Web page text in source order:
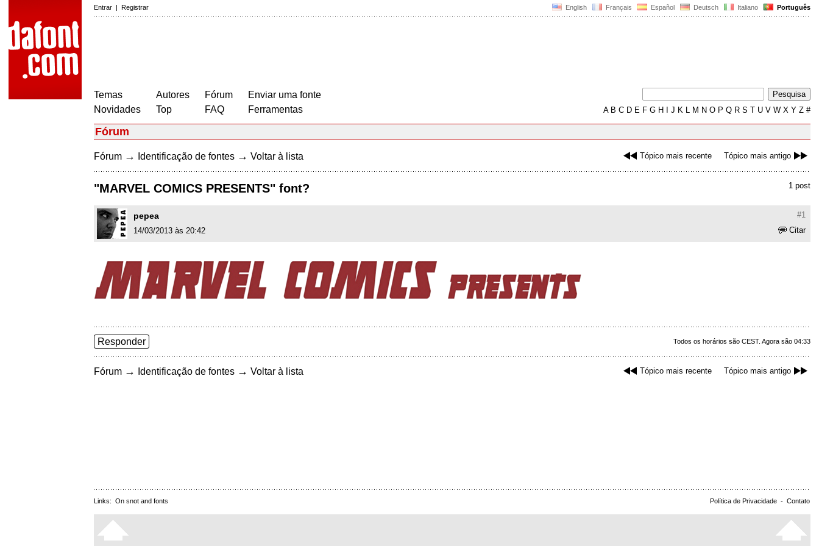
English Français Español Deutsch Italiano Português
Entrar | Registrar
Temas
Novidades
Autores
Top
Fórum
FAQ
Enviar uma fonte
Ferramentas
AB C D E F G H J K L M N O P Q R S T U V W X Y Z #
Fórum
Tópico mais recente Tópico mais antigo
Fórum → Identificação de fontes → Voltar à lista
1 post
"MARVEL COMICS PRESENTS" font?
#1
pepea
Citar
14/03/2013 às 20:42
Todos os horários são CEST. Agora são 04:33
Responder
Tópico mais recente Tópico mais antigo
Fórum → Identificação de fontes → Voltar à lista
Política de Privacidade - Contato
Links: On snot and fonts